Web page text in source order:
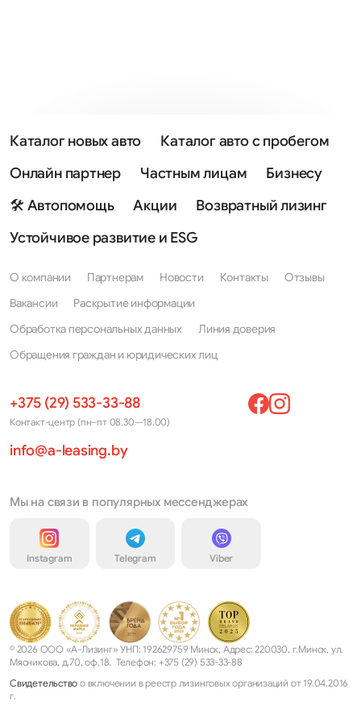
Каталог новых авто
Каталог авто с пробегом
Онлайн партнер
Частным лицам
Бизнесу
🛠 Автопомощь
Акции
Возвратный лизинг
Устойчивое развитие и ESG
О компании Партнерам Новости Контакты
Отзывы
Вакансии
Раскрытие информации
Обработка персональных данных
Линия доверия
Обращения граждан и юридических лиц
+375 (29) 533-33-88
Контакт-центр (пн–пт 08.30—18.00)
info@a-leasing.by
Мы на связи в популярных мессенджерах
Instagram Telegram Viber
© 2026 ООО «А-Лизинг» УНП: 192629759 Минск, Адрес: 220030, г.Минск, ул.
Мясникова, д.70, оф.18. Телефон: +375 (29) 533-33-88
Свидетельство о включении в реестр лизинговых организаций от 19.04.2016
г.